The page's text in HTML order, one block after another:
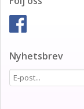
Nyhetsbrev